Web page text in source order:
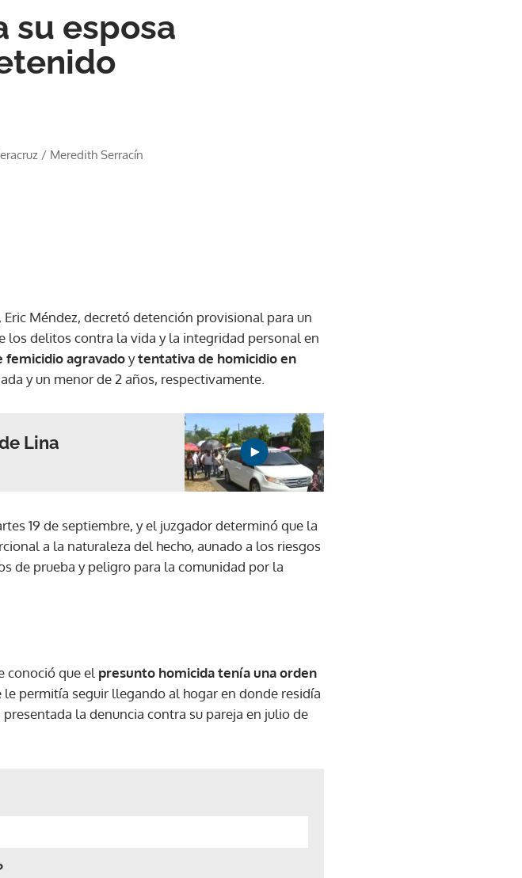
su esposa
/ Meredith Serracín
Méndez, decretó detención provisional para un
los delitos contra la vida y la integridad personal en
femicidio agravadoytentativa de homicidio en
y un menor de 2 años, respectivamente.
Lina
19 de septiembre, y el juzgador determinó que la
a la naturaleza del hecho, aunado a los riesgos
de prueba y peligro para la comunidad por la
conoció que el presunto homicida tenía una orden
le permitía seguir llegando al hogar en donde residía
presentada la denuncia contra su pareja en julio de